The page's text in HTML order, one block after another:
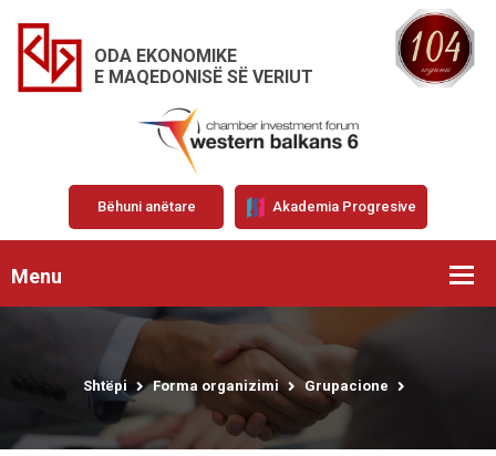
ODA EKONOMIKE
E MAQEDONISË SË VERIUT
Bëhuni anëtare Akademia Progresive
Menu
Shtëpi Forma organizimi Grupacione